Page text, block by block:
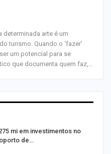
determinada arte é um
turismo. Quando o ‘fazer’
um potencial para se
que documenta quem faz,…
mi em investimentos no
de…